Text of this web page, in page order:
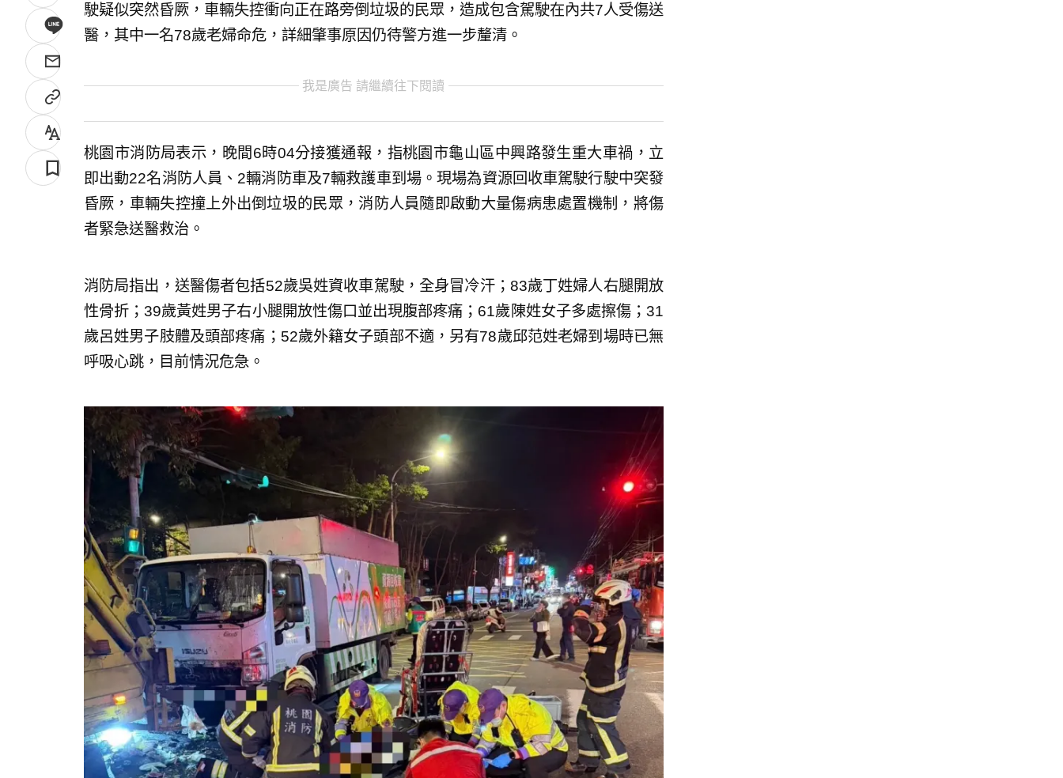
駛疑似突然昏厥，車輛失控衝向正在路旁倒垃圾的民眾，造成包含駕駛在內共7人受傷送
醫，其中一名78歲老婦命危，詳細肇事原因仍待警方進一步釐清。
我是廣告 請繼續往下閱讀
桃園市消防局表示，晚間6時04分接獲通報，指桃園市龜山區中興路發生重大車禍，立
即出動22名消防人員、2輛消防車及7輛救護車到場。現場為資源回收車駕駛行駛中突發
昏厥，車輛失控撞上外出倒垃圾的民眾，消防人員隨即啟動大量傷病患處置機制，將傷
者緊急送醫救治。
消防局指出，送醫傷者包括52歲吳姓資收車駕駛，全身冒冷汗；83歲丁姓婦人右腿開放
性骨折；39歲黃姓男子右小腿開放性傷口並出現腹部疼痛；61歲陳姓女子多處擦傷；31
歲呂姓男子肢體及頭部疼痛；52歲外籍女子頭部不適，另有78歲邱范姓老婦到場時已無
呼吸心跳，目前情況危急。